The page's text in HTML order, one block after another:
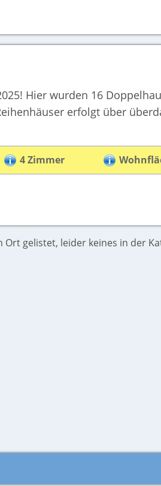
Hier wurden 16
erfolgt über
4 Zimmer
Ort gelistet, leider keines in der